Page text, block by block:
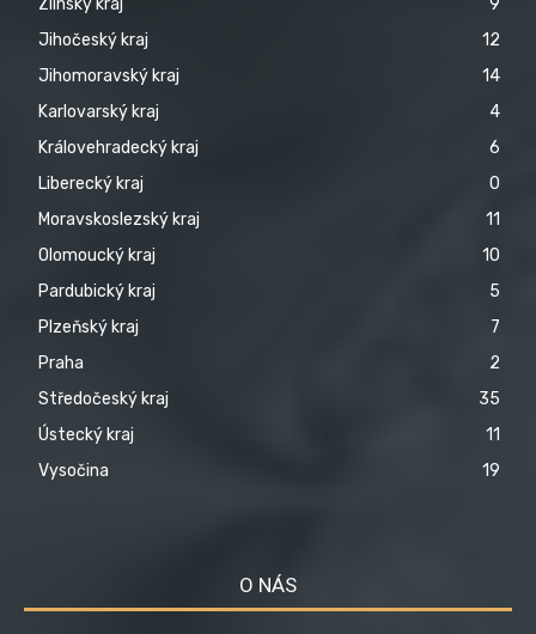
Jihočeský kraj
12
Jihomoravský kraj
14
Karlovarský kraj
4
Královehradecký kraj
6
Liberecký kraj
0
Moravskoslezský kraj
11
Olomoucký kraj
10
Pardubický kraj
5
Plzeňský kraj
7
Praha
2
Středočeský kraj
35
Ústecký kraj
11
Vysočina
19
O NÁS